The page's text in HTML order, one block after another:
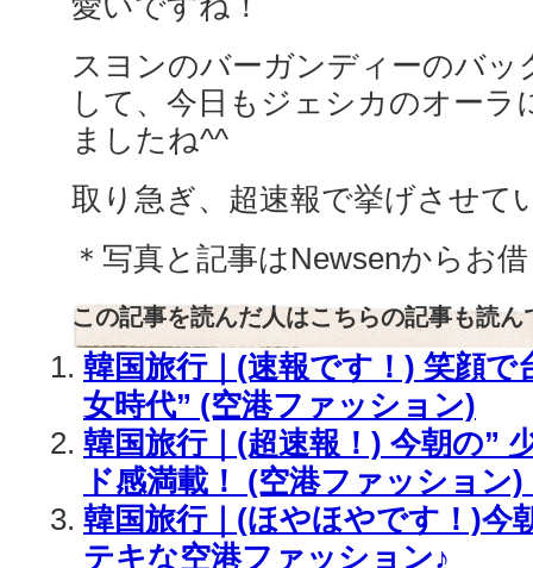
スヨンのバーガンディーのバッ
して、今日もジェシカのオーラ
ましたね^^
取り急ぎ、超速報で挙げさせて
＊写真と記事はNewsenからお
この記事を読んだ人はこちらの記事も読ん
韓国旅行｜(速報です！) 笑顔で
女時代” (空港ファッション)
韓国旅行｜(超速報！) 今朝の”
ド感満載！ (空港ファッション)
韓国旅行｜(ほやほやです！)今
テキな空港ファッション♪